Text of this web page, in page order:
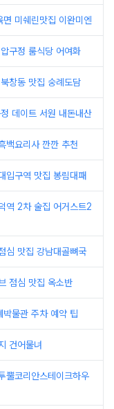
미쉐린맛집 이완미엔
구정 룸식당 어여화
창동 맛집 숭례도담
데이트 서원 내돈내산
백요리사 깐깐 추천
입구역 맛집 봉림대패
역 2차 술집 어거스트2
심 맛집 강남대골뼈국
점심 맛집 옥소반
물관 주차 예약 팁
건어물녀
뿔코리안스테이크하우